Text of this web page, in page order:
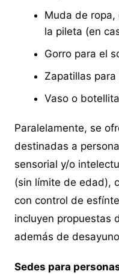
Muda de ropa,
la pileta (en
Gorro para el
Zapatillas
Vaso o
Paralelamente, se
destinadas a
sensorial y/o
(sin límite de edad),
con control de
incluyen propuestas
además de
Sedes para